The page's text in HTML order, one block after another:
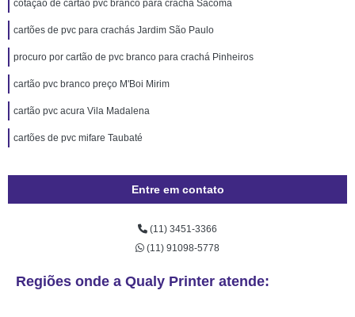
cotação de cartão pvc branco para crachá Sacomã
cartões de pvc para crachás Jardim São Paulo
procuro por cartão de pvc branco para crachá Pinheiros
cartão pvc branco preço M'Boi Mirim
cartão pvc acura Vila Madalena
cartões de pvc mifare Taubaté
Entre em contato
(11) 3451-3366
(11) 91098-5778
Regiões onde a Qualy Printer atende: